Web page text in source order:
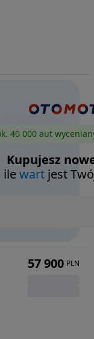
40 000 aut
Kupujesz
ilewart jest
57 900 PLN